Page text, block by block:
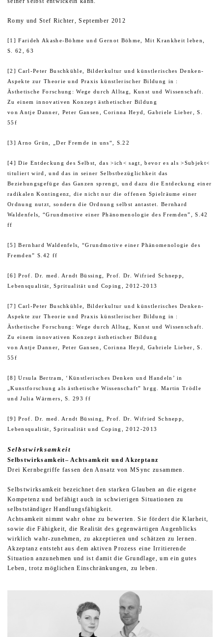
Romy und Stef Richter, September 2012
[1] Farideh Akashe-Böhme und Gernot Böhme, Mit Krankheit leben,
S. 62, 63
[2] Carl-Peter Buschkühle, Bilderkultur und künstlerisches Denken-
Aspekte zur Theorie und Praxis künstlerischer Bildung in :
Ästhetische Forschung: Wege durch Alltag, Kunst und Wissenschaft.
Zu einem innovativen Konzept ästhetischer Bildung
von Antje Danner, Peter Gansen, Corinna Heyd, Gabriele Lieber, S.
55f
[3] Arno Grün, „Der Fremde in uns“, S.22
[4] Die Entdeckung des Selbst, das >ich< sagt, bevor es als >Subjekt<
tituliert wird, und das in seiner Selbstbezüglichkeit das
Beziehungsgefüge das Ganzen sprengt, und dazu die Entdeckung einer
radikalen Kontingenz, die nicht nur die offenen Spielräume einer
Ordnung nutzt, sondern die Ordnung selbst antastet. Bernhard
Waldenfels, “Grundmotive einer Phänomenologie des Fremden”, S.42
ff
[5] Bernhard Waldenfels, “Grundmotive einer Phänomenologie des
Fremden” S.42 ff
[6] Prof. Dr. med. Arndt Büssing, Prof. Dr. Wifried Schnepp,
Lebensqualität, Spritualität und Coping, 2012-2013
[7] Carl-Peter Buschkühle, Bilderkultur und künstlerisches Denken-
Aspekte zur Theorie und Praxis künstlerischer Bildung in :
Ästhetische Forschung: Wege durch Alltag, Kunst und Wissenschaft.
Zu einem innovativen Konzept ästhetischer Bildung
von Antje Danner, Peter Gansen, Corinna Heyd, Gabriele Lieber, S.
55f
[8] Ursula Bertram, ‘Künstlerisches Denken und Handeln’ in
„Kunstforschung als ästhetische Wissenschaft” hrgg. Martin Trödle
und Julia Wärmers, S. 293 ff
[9] Prof. Dr. med. Arndt Büssing, Prof. Dr. Wifried Schnepp,
Lebensqualität, Spritualität und Coping, 2012-2013
Selbstwirksamkeit
Selbstwirksamkeit– Achtsamkeit und Akzeptanz
Drei Kernbegriffe fassen den Ansatz von MSync zusammen.
Selbstwirksamkeit bezeichnet den starken Glauben an die eigene
Kompetenz und befähigt auch in schwierigen Situationen zu
selbstständiger Handlungsfähigkeit.
Achtsamkeit nimmt wahr ohne zu bewerten. Sie fördert die Klarheit,
sowie die Fähigkeit, die Realität des gegenwärtigen Augenblicks
wirklich wahr-zunehmen, zu akzeptieren und schätzen zu lernen.
Akzeptanz entsteht aus dem aktiven Prozess eine Irritierende
Situation anzunehmen und ist damit die Grundlage, um ein gutes
Leben, trotz möglichen Einschränkungen, zu leben.